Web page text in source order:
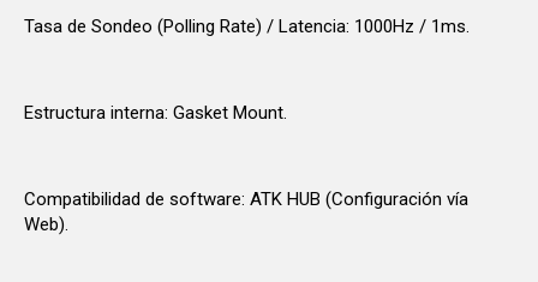
Tasa de Sondeo (Polling Rate) / Latencia: 1000Hz / 1ms.
Estructura interna: Gasket Mount.
Compatibilidad de software: ATK HUB (Configuración vía
Web).